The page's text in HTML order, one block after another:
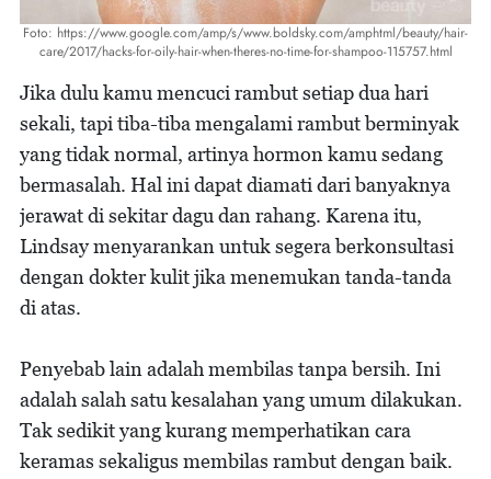
Foto: https://www.google.com/amp/s/www.boldsky.com/amphtml/beauty/hair-
care/2017/hacks-for-oily-hair-when-theres-no-time-for-shampoo-115757.html
Jika dulu kamu mencuci rambut setiap dua hari
sekali, tapi tiba-tiba mengalami rambut berminyak
yang tidak normal, artinya hormon kamu sedang
bermasalah. Hal ini dapat diamati dari banyaknya
jerawat di sekitar dagu dan rahang. Karena itu,
Lindsay menyarankan untuk segera berkonsultasi
dengan dokter kulit jika menemukan tanda-tanda
di atas.
Penyebab lain adalah membilas tanpa bersih. Ini
adalah salah satu kesalahan yang umum dilakukan.
Tak sedikit yang kurang memperhatikan cara
keramas sekaligus membilas rambut dengan baik.